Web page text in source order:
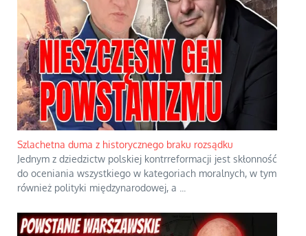
Szlachetna duma z historycznego braku rozsądku
Jednym z dziedzictw polskiej kontrreformacji jest skłonność
do oceniania wszystkiego w kategoriach moralnych, w tym
również polityki międzynarodowej, a